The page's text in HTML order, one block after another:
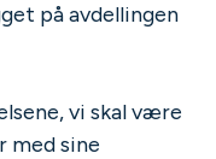
på avdellingen
vi skal være
med sine